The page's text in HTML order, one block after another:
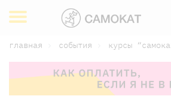
главная события курсы